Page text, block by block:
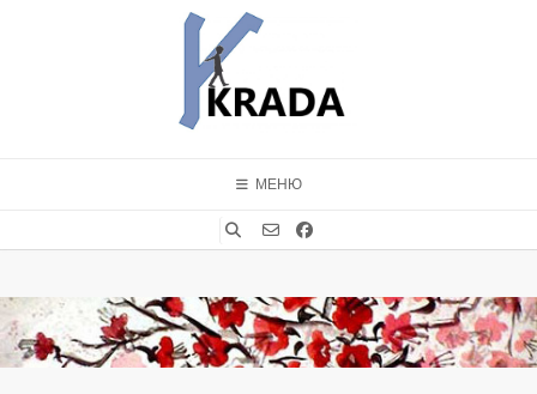
МЕНЮ